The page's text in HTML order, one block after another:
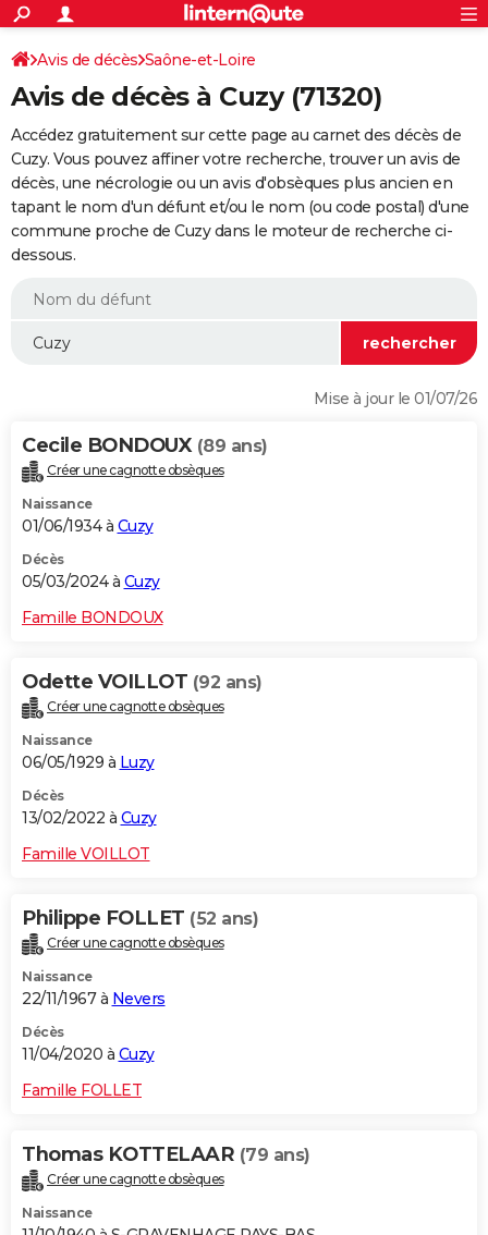
ACTUALITÉS
Politique
Société
Faits Divers
Education
Monde
Villes
+
SPORT
Coupe du monde 2026
Football
Tennis
Cyclisme
Rugby
Forum
Programme TV
TNT
Streaming
Cinéma
Sorties cinéma
Musique
+
FINANCE
Retraite
Epargne
Immobilier
Risques naturels par ville
Assurance
AUTO
Essais
Réserver un essai
Citadines
Berlines
SUV
Forum auto
+
HIGH-TECH
BRICOLAGE
WEEK-END
Alimentation
Guide de la santé
Maladies
Médicaments
Sommeil
VOYAGE
Destinations
City break
Voyage nature
Voyage de noces
Forum
Climat
+PHOTO
GUIDES D'ACHAT
Carte de Noël
Carte Bonne année
Carte Saint-Valentin
Carte Pâques
Carte d'anniversaire
DICTIONNAIRE
Dictionnaire
Biographies
Citations
Expressions
Proverbes
PROGRAMME TV
S'inscrire
Se connecter
Lycées
Collèges
Primaires
Universités
Entreprises
Service militaire
Avis de recherche
AVIS DE DÉCÈS
FORUM
Bricolage
Lifestyle
Culture
Sport
Auto
Television
Voyage
Cinema
S'inscrire
Connexion
Avis de décès Saône-et-Loire
Avis de décès à Cuzy (71320)
Accédez gratuitement sur cette page au carnet des décès de
Cuzy. Vous pouvez affiner votre recherche, trouver un avis de
décès, une nécrologie ou un avis d'obsèques plus ancien en
tapant le nom d'un défunt et/ou le nom (ou code postal) d'une
commune proche de Cuzy dans le moteur de recherche ci-
dessous.
Mise à jour le 01/07/26
Cecile BONDOUX (89 ans)
Créer une cagnotte obsèques
Naissance
01/06/1934 à Cuzy
Décès
05/03/2024 à Cuzy
Famille BONDOUX
Odette VOILLOT (92 ans)
Créer une cagnotte obsèques
Naissance
06/05/1929 à Luzy
Décès
13/02/2022 à Cuzy
Famille VOILLOT
Philippe FOLLET (52 ans)
Créer une cagnotte obsèques
Naissance
22/11/1967 à Nevers
Décès
11/04/2020 à Cuzy
Famille FOLLET
Thomas KOTTELAAR (79 ans)
Créer une cagnotte obsèques
Naissance